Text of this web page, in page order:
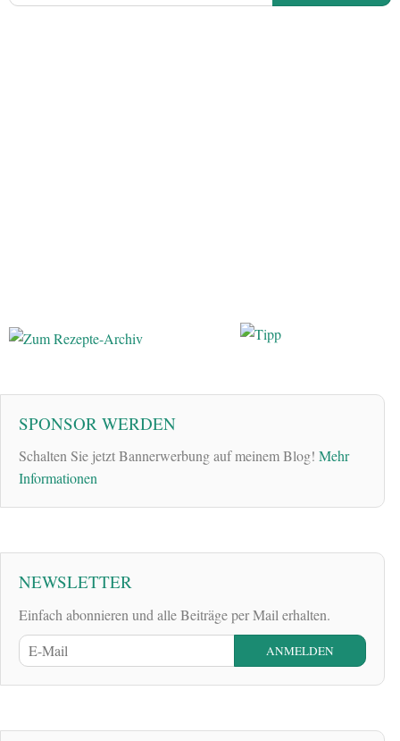
SPONSOR WERDEN
Schalten Sie jetzt Bannerwerbung auf meinem Blog! Mehr
Informationen
NEWSLETTER
Einfach abonnieren und alle Beiträge per Mail erhalten.